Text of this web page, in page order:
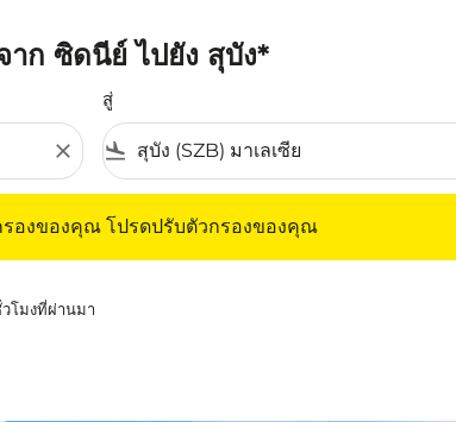
าก ซิดนีย์ ไปยัง สุบัง*
close
สู่
flight_land
องของคุณ โปรดปรับตัวกรองของคุณ
โมงที่ผ่านมา